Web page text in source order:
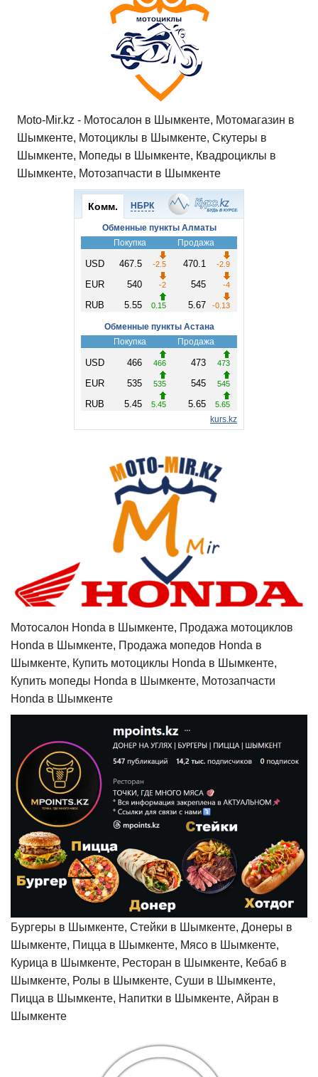
Moto-Mir.kz - Мотосалон в Шымкенте, Мотомагазин в
Шымкенте, Мотоциклы в Шымкенте, Скутеры в
Шымкенте, Мопеды в Шымкенте, Квадроциклы в
Шымкенте, Мотозапчасти в Шымкенте
Мотосалон Honda в Шымкенте, Продажа мотоциклов
Honda в Шымкенте, Продажа мопедов Honda в
Шымкенте, Купить мотоциклы Honda в Шымкенте,
Купить мопеды Honda в Шымкенте, Мотозапчасти
Honda в Шымкенте
Бургеры в Шымкенте, Стейки в Шымкенте, Донеры в
Шымкенте, Пицца в Шымкенте, Мясо в Шымкенте,
Курица в Шымкенте, Ресторан в Шымкенте, Кебаб в
Шымкенте, Ролы в Шымкенте, Суши в Шымкенте,
Пицца в Шымкенте, Напитки в Шымкенте, Айран в
Шымкенте